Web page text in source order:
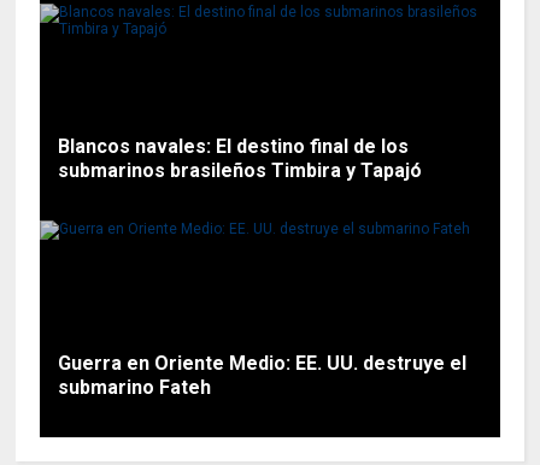
Blancos navales: El destino final de los
submarinos brasileños Timbira y Tapajó
Guerra en Oriente Medio: EE. UU. destruye el
submarino Fateh